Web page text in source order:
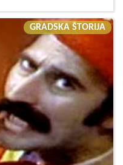
GRADSKA ŠTORIJA